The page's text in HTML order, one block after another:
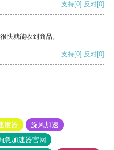
支持[0] 反对[0]
快就能收到商品。
支持[0] 反对[0]
度器
旋风加速
急加速器官网